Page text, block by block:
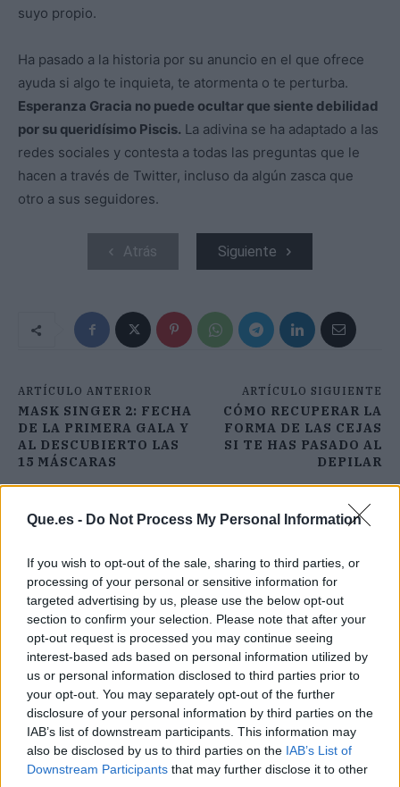
Que.es - Do Not Process My Personal Information
If you wish to opt-out of the sale, sharing to third parties, or
processing of your personal or sensitive information for
targeted advertising by us, please use the below opt-out
section to confirm your selection. Please note that after your
opt-out request is processed you may continue seeing
interest-based ads based on personal information utilized by
us or personal information disclosed to third parties prior to
your opt-out. You may separately opt-out of the further
disclosure of your personal information by third parties on the
IAB’s list of downstream participants. This information may
also be disclosed by us to third parties on the IAB’s List of
Downstream Participants that may further disclose it to other
suyo propio.
Ha pasado a la historia por su anuncio en el que ofrece
ayuda si algo te inquieta, te atormenta o te perturba.
Esperanza Gracia no puede ocultar que siente debilidad
por su queridísimo Piscis. La adivina se ha adaptado a las
redes sociales y contesta a todas las preguntas que le
hacen a través de Twitter, incluso da algún zasca que
otro a sus seguidores.
Atrás Siguiente
ARTÍCULO ANTERIOR
MASK SINGER 2: FECHA
DE LA PRIMERA GALA Y
AL DESCUBIERTO LAS
15 MÁSCARAS
ARTÍCULO SIGUIENTE
CÓMO RECUPERAR LA
FORMA DE LAS CEJAS
SI TE HAS PASADO AL
DEPILAR